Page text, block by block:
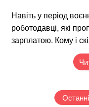
Навіть у період
роботодавці, які
зарплатою. Кому і
Останні